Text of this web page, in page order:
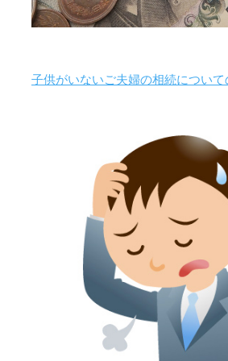
子供がいないご夫婦の相続について